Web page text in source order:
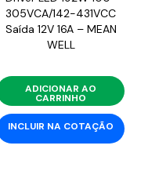
305VCA/142-431VCC
Saída 12V 16A – MEAN
WELL
ADICIONAR AO
CARRINHO
INCLUIR NA COTAÇÃO